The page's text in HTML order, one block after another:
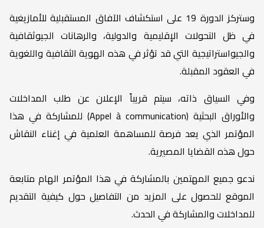
وستركز الدورة 19 على استكشاف الآفاق المستقبلية للأمازيغية
في ظل التحولات الإقليمية والدولية، والرهانات الجيوثقافية
والجيواستراتيجية التي قد تؤثر في هذه الهوية الثقافية واللغوية
في العقود المقبلة.
وفي السياق ذاته، سيتم قريباً الإعلان عن طلب المداخلات
والأوراق البحثية (Appel à communication) للمشاركة في هذا
المؤتمر الذي يعد فرصة للمساهمة العلمية في إغناء النقاش
حول هذه القضايا المصيرية.
ندعو جميع المهتمين بالمشاركة في هذا المؤتمر الهام متابعة
الموقع للحصول على المزيد من التفاصيل حول كيفية التقديم
للمداخلات والمشاركة في الحدث.